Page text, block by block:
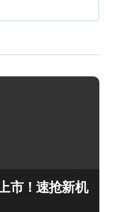
市！速抢新机